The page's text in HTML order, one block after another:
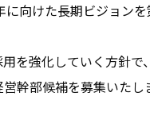
に向けた長期ビジョン
を強化していく方針
幹部候補を募集いたし